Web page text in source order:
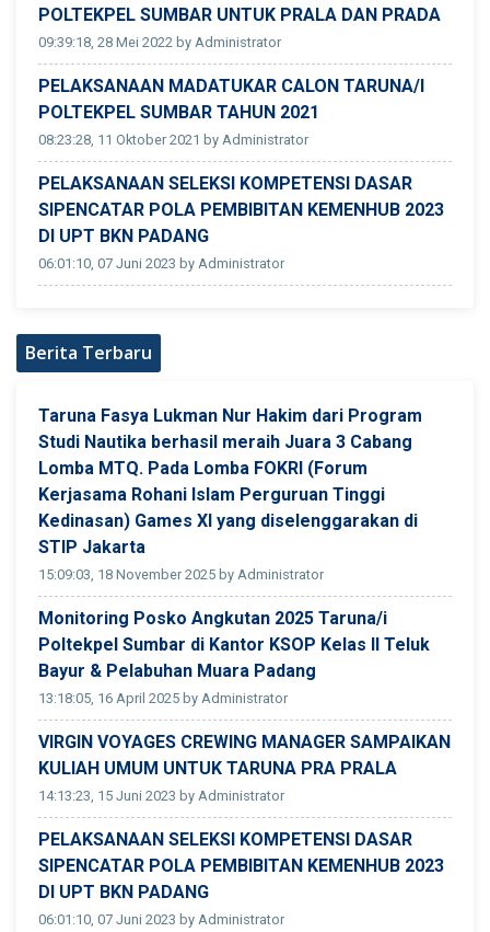
POLTEKPEL SUMBAR UNTUK PRALA DAN PRADA
09:39:18, 28 Mei 2022 by Administrator
PELAKSANAAN MADATUKAR CALON TARUNA/I
POLTEKPEL SUMBAR TAHUN 2021
08:23:28, 11 Oktober 2021 by Administrator
PELAKSANAAN SELEKSI KOMPETENSI DASAR
SIPENCATAR POLA PEMBIBITAN KEMENHUB 2023
DI UPT BKN PADANG
06:01:10, 07 Juni 2023 by Administrator
Berita Terbaru
Taruna Fasya Lukman Nur Hakim dari Program
Studi Nautika berhasil meraih Juara 3 Cabang
Lomba MTQ. Pada Lomba FOKRI (Forum
Kerjasama Rohani Islam Perguruan Tinggi
Kedinasan) Games XI yang diselenggarakan di
STIP Jakarta
15:09:03, 18 November 2025 by Administrator
Monitoring Posko Angkutan 2025 Taruna/i
Poltekpel Sumbar di Kantor KSOP Kelas II Teluk
Bayur & Pelabuhan Muara Padang
13:18:05, 16 April 2025 by Administrator
VIRGIN VOYAGES CREWING MANAGER SAMPAIKAN
KULIAH UMUM UNTUK TARUNA PRA PRALA
14:13:23, 15 Juni 2023 by Administrator
PELAKSANAAN SELEKSI KOMPETENSI DASAR
SIPENCATAR POLA PEMBIBITAN KEMENHUB 2023
DI UPT BKN PADANG
06:01:10, 07 Juni 2023 by Administrator